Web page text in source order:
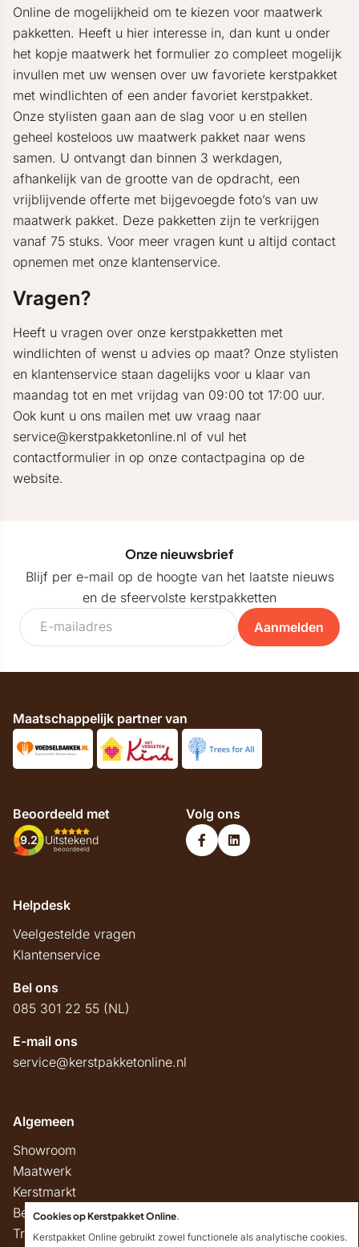
Online de mogelijkheid om te kiezen voor maatwerk
pakketten. Heeft u hier interesse in, dan kunt u onder
het kopje maatwerk het formulier zo compleet mogelijk
invullen met uw wensen over uw favoriete kerstpakket
met windlichten of een ander favoriet kerstpakket.
Onze stylisten gaan aan de slag voor u en stellen
geheel kosteloos uw maatwerk pakket naar wens
samen. U ontvangt dan binnen 3 werkdagen,
afhankelijk van de grootte van de opdracht, een
vrijblijvende offerte met bijgevoegde foto’s van uw
maatwerk pakket. Deze pakketten zijn te verkrijgen
vanaf 75 stuks. Voor meer vragen kunt u altijd contact
opnemen met onze klantenservice.
Vragen?
Heeft u vragen over onze kerstpakketten met
windlichten of wenst u advies op maat? Onze stylisten
en klantenservice staan dagelijks voor u klaar van
maandag tot en met vrijdag van 09:00 tot 17:00 uur.
Ook kunt u ons mailen met uw vraag naar
service@kerstpakketonline.nl of vul het
contactformulier in op onze contactpagina op de
website.
Onze nieuwsbrief
Blijf per e-mail op de hoogte van het laatste nieuws
en de sfeervolste kerstpakketten
Aanmelden
Maatschappelijk partner van
Beoordeeld met
9.2 Uitstekend
beoordeeld
Volg ons
Helpdesk
Veelgestelde vragen
Klantenservice
Bel ons
085 301 22 55 (NL)
E-mail ons
service@kerstpakketonline.nl
Algemeen
Showroom
Maatwerk
Kerstmarkt
Belastingregels
Track & Trace
Cookies op Kerstpakket Online.
Kerstpakket Online gebruikt zowel functionele als analytische cookies.